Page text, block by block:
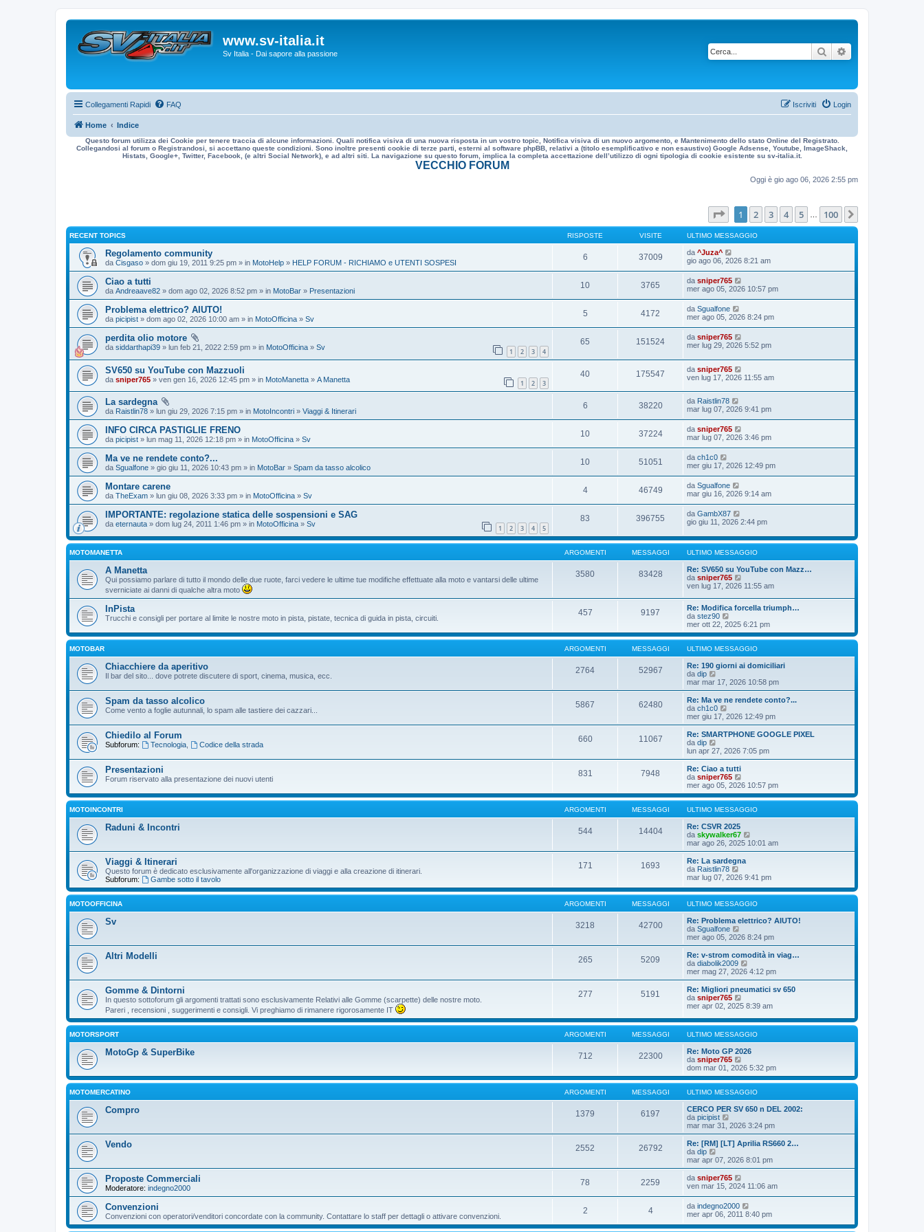
www.sv-italia.it
Sv Italia - Dai sapore alla passione Cerca
Collegamenti Rapidi FAQ Login
Iscriviti
Home Indice
Questo forum utilizza dei Cookie per tenere traccia di alcune informazioni. Quali notifica visiva di una nuova risposta in un vostro topic, Notifica visiva di un nuovo argomento, e Mantenimento dello stato Online del Registrato.
Collegandosi al forum o Registrandosi, si accettano queste condizioni. Sono inoltre presenti cookie di terze parti, esterni al software phpBB, relativi a (titolo esemplificativo e non esaustivo) Google Adsense, Youtube, ImageShack,
Histats, Google+, Twitter, Facebook, (e altri Social Network), e ad altri siti. La navigazione su questo forum, implica la completa accettazione dell’utilizzo di ogni tipologia di cookie esistente su sv-italia.it.
VECCHIO FORUM
Oggi è gio ago 06, 2026 2:55 pm
Pagina1 di 100
1 2 3 4 5 100
RECENT TOPICS RISPOSTE VISITE ULTIMO MESSAGGIO
Regolamento community
da Cisgaso » dom giu 19, 2011 9:25 pm » in MotoHelp » HELP FORUM - RICHIAMO e UTENTI SOSPESI
6 37009 da ^Juza^
gio ago 06, 2026 8:21 am
Ciao a tutti
da Andreaave82 » dom ago 02, 2026 8:52 pm » in MotoBar » Presentazioni
10 3765 da sniper765
mer ago 05, 2026 10:57 pm
Problema elettrico? AIUTO!
da picipist » dom ago 02, 2026 10:00 am » in MotoOfficina » Sv
5 4172 da Sgualfone
mer ago 05, 2026 8:24 pm
perdita olio motore
1 2 3 4
da siddarthapi39 » lun feb 21, 2022 2:59 pm » in MotoOfficina » Sv
65 151524 da sniper765
mer lug 29, 2026 5:52 pm
SV650 su YouTube con Mazzuoli
1 2 3
da sniper765 » ven gen 16, 2026 12:45 pm » in MotoManetta » A Manetta
40 175547 da sniper765
ven lug 17, 2026 11:55 am
La sardegna
da Raistlin78 » lun giu 29, 2026 7:15 pm » in MotoIncontri » Viaggi & Itinerari
6 38220 da Raistlin78
mar lug 07, 2026 9:41 pm
INFO CIRCA PASTIGLIE FRENO
da picipist » lun mag 11, 2026 12:18 pm » in MotoOfficina » Sv
10 37224 da sniper765
mar lug 07, 2026 3:46 pm
Ma ve ne rendete conto?...
da Sgualfone » gio giu 11, 2026 10:43 pm » in MotoBar » Spam da tasso alcolico
10 51051 da ch1c0
mer giu 17, 2026 12:49 pm
Montare carene
da TheExam » lun giu 08, 2026 3:33 pm » in MotoOfficina » Sv
4 46749 da Sgualfone
mar giu 16, 2026 9:14 am
IMPORTANTE: regolazione statica delle sospensioni e SAG
1 2 3 4 5
da eternauta » dom lug 24, 2011 1:46 pm » in MotoOfficina » Sv
83 396755 da GambX87
gio giu 11, 2026 2:44 pm
MOTOMANETTA ARGOMENTI MESSAGGI ULTIMO MESSAGGIO
A Manetta
Qui possiamo parlare di tutto il mondo delle due ruote, farci vedere le ultime tue modifiche effettuate alla moto e vantarsi delle ultime
sverniciate ai danni di qualche altra moto
3580 83428
Re: SV650 su YouTube con Mazz…
da sniper765
e
i
u
t
i
m
o
m
e
s
a
g
i
o
ven lug 17, 2026 11:55 am
InPista
Trucchi e consigli per portare al limite le nostre moto in pista, pistate, tecnica di guida in pista, circuiti.
457 9197
Re: Modifica forcella triumph…
da stez90
e
d
i
u
l
t
m
o
m
s
a
g
g
i
mer ott 22, 2025 6:21 pm
MOTOBAR ARGOMENTI MESSAGGI ULTIMO MESSAGGIO
Chiacchiere da aperitivo
Il bar del sito... dove potrete discutere di sport, cinema, musica, ecc.
2764 52967
Re: 190 giorni ai domiciliari
da dip
e
d
i
u
l
i
m
o
m
s
s
a
g
i
mar mar 17, 2026 10:58 pm
Spam da tasso alcolico
Come vento a foglie autunnali, lo spam alle tastiere dei cazzari...
5867 62480
Re: Ma ve ne rendete conto?...
da ch1c0
e
d
i
l
i
m
o
m
e
s
s
a
g
g
i
mer giu 17, 2026 12:49 pm
Chiedilo al Forum
Subforum: Tecnologia, Codice della strada
660 11067
Re: SMARTPHONE GOOGLE PIXEL
da dip
e
d
i
u
l
i
m
o
m
e
s
g
g
i
o
lun apr 27, 2026 7:05 pm
Presentazioni
Forum riservato alla presentazione dei nuovi utenti
831 7948
Re: Ciao a tutti
da sniper765
e
d
i
u
l
m
o
m
s
a
g
g
i
o
mer ago 05, 2026 10:57 pm
MOTOINCONTRI ARGOMENTI MESSAGGI ULTIMO MESSAGGIO
Raduni & Incontri 544 14404
Re: CSVR 2025
da skywalker67
e
d
l
i
m
o
m
e
s
s
a
g
i
o
mar ago 26, 2025 10:01 am
Viaggi & Itinerari
Questo forum è dedicato esclusivamente all'organizzazione di viaggi e alla creazione di itinerari.
Subforum:
Gambe sotto il tavolo
171 1693
Re: La sardegna
da Raistlin78
e
i
u
t
i
m
o
e
s
s
a
g
g
i
o
mar lug 07, 2026 9:41 pm
MOTOOFFICINA ARGOMENTI MESSAGGI ULTIMO MESSAGGIO
Sv 3218 42700
Re: Problema elettrico? AIUTO!
da Sgualfone
e
d
i
u
l
m
o
m
e
s
s
a
g
g
i
o
mer ago 05, 2026 8:24 pm
Altri Modelli 265 5209
Re: v-strom comodità in viag…
da diabolik2009
e
d
i
l
i
m
o
m
e
s
a
g
g
i
o
mer mag 27, 2026 4:12 pm
Gomme & Dintorni
In questo sottoforum gli argomenti trattati sono esclusivamente Relativi alle Gomme (scarpette) delle nostre moto.
Pareri , recensioni , suggerimenti e consigli. Vi preghiamo di rimanere rigorosamente IT
277 5191
Re: Migliori pneumatici sv 650
da sniper765
e
i
l
i
o
m
s
a
g
i
o
mer apr 02, 2025 8:39 am
MOTORSPORT ARGOMENTI MESSAGGI ULTIMO MESSAGGIO
MotoGp & SuperBike 712 22300
Re: Moto GP 2026
da sniper765
e
d
i
u
l
t
m
o
m
e
s
g
g
i
o
dom mar 01, 2026 5:32 pm
MOTOMERCATINO ARGOMENTI MESSAGGI ULTIMO MESSAGGIO
Compro 1379 6197
CERCO PER SV 650 n DEL 2002:
da picipist
e
d
i
u
l
i
m
o
m
e
s
s
mar mar 31, 2026 3:24 pm
Vendo 2552 26792
Re: [RM] [LT] Aprilia RS660 2…
da dip
e
d
i
u
t
i
m
o
mar apr 07, 2026 8:01 pm
Proposte Commerciali
Moderatore: indegno2000
78 2259 da sniper765
e
i
u
l
t
ven mar 15, 2024 11:06 am
Convenzioni
Convenzioni con operatori/venditori concordate con la community. Contattare lo staff per dettagli o attivare convenzioni.
2 4 da indegno2000
e
i
mer apr 06, 2011 8:40 pm